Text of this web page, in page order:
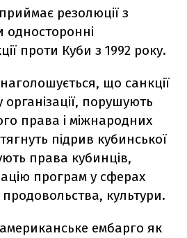
резолюції з
односторонні
проти Куби з 1992 року.
що санкції
організації, порушують
права і міжнародних
підрив кубинської
права кубинців,
програм у сферах
культури.
ембарго як